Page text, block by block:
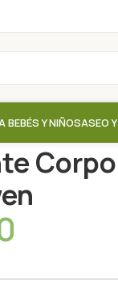
BEBÉS Y NIÑOSASEO